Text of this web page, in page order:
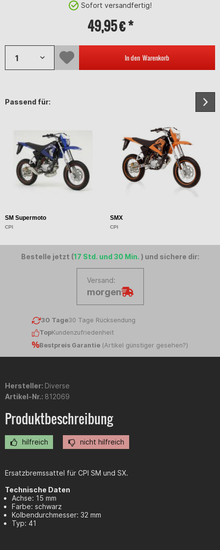
Sofort versandfertig!
49,95 € *
In den Warenkorb
Passend für:
SM Supermoto
CPI
SMX
CPI
Bestelle jetzt (17 Std. und 30 Min. ) und sichere dir:
Versand:
morgen
30 Tage30 Tage Rücksendung
TopKundenzufriedenheit
Bestpreis Garantie (Artikel günstiger gesehen?)
Hersteller: Diverse
Artikel-Nr.: 812069
Produktbeschreibung
hilfreich nicht hilfreich
Ersatzbremssattel für CPI SM und SX.
Technische Daten
Achse: 15 mm
Farbe: schwarz
Kolbendurchmesser: 32 mm
Typ: 41